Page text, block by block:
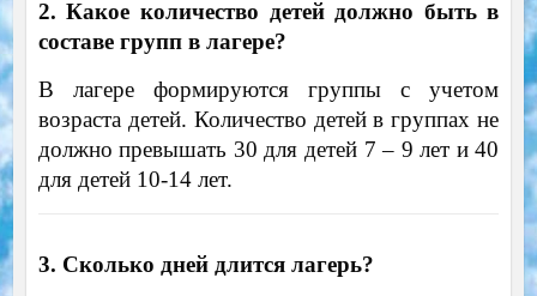
2. Какое количество детей должно быть в
составе групп в лагере?
В лагере формируются группы с учетом
возраста детей. Количество детей в группах не
должно превышать 30 для детей 7 – 9 лет и 40
для детей 10-14 лет.
3. Сколько дней длится лагерь?